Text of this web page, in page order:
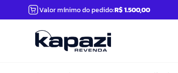
Valor mínimo do pedido:R$ 1.500,00